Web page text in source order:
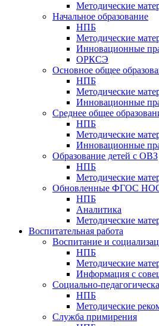
Методические
Начальное образование
НПБ
Методические
Инновационные
ОРКСЭ
Основное общее
НПБ
Методические
Инновационные
Среднее общее
НПБ
Методические
Инновационные
Образование детей с ОВЗ
НПБ
Методические
Обновленные ФГОС
НПБ
Аналитика
Методические
Воспитательная работа
Воспитание и
НПБ
Методические
Информация с
Социально-
НПБ
Методические
Служба примирения